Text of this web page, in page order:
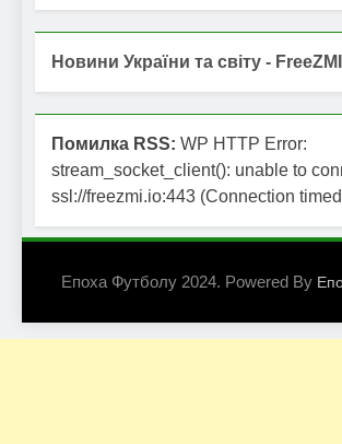
Новини України та світу -
Помилка RSS: WP HTTP Error:
stream_socket_client(): unable to
ssl://freezmi.io:443 (Connection
Епоха Футболу 2024. Powered By